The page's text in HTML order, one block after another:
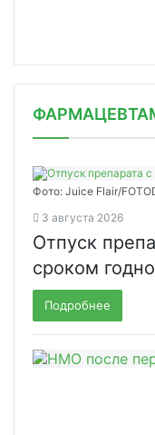
Фото: Juice Flair/
3 августа 2026
Отпуск
сроком
Подробнее